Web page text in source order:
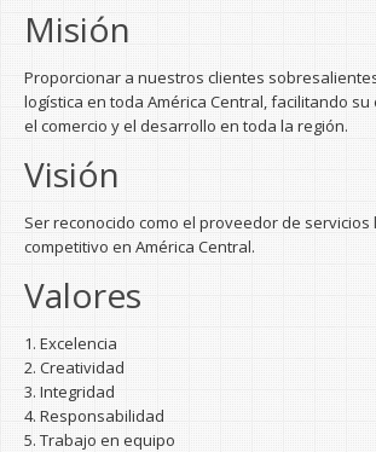
Misión
Proporcionar a nuestros clientes
logística en toda América Central, facilitando
el comercio y el desarrollo en toda la región.
Visión
Ser reconocido como el proveedor de servicios
competitivo en América Central.
Valores
1. Excelencia
2. Creatividad
3. Integridad
4. Responsabilidad
5. Trabajo en equipo